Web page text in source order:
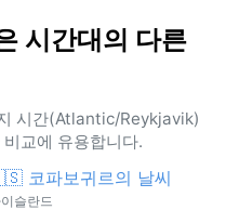
시간대의 다른
시간(Atlantic/Reykjavik)
교에 유용합니다.
코파보귀르의 날씨
슬란드